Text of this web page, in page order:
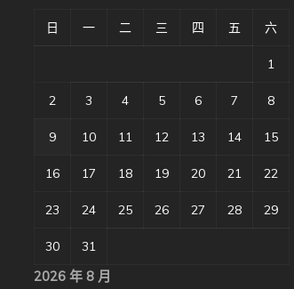
2026 年 8 月
日 一 二 三 四 五 六
1
2 3 4 5 6 7 8
9 10 11 12 13 14 15
16 17 18 19 20 21 22
23 24 25 26 27 28 29
30 31